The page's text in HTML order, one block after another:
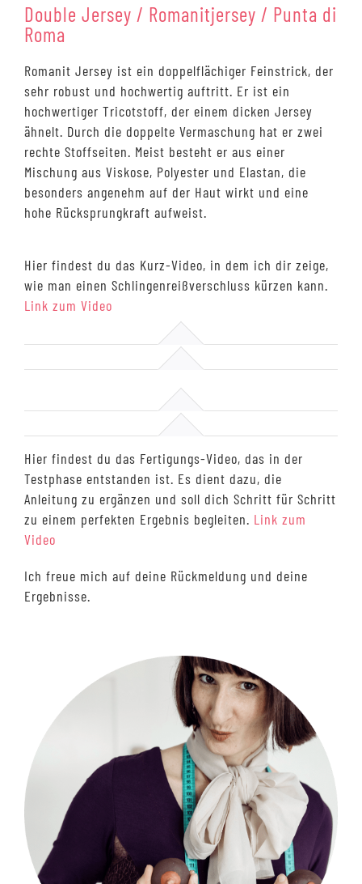
Double Jersey / Romanitjersey / Punta di
Roma
Romanit Jersey ist ein doppelflächiger Feinstrick, der
sehr robust und hochwertig auftritt. Er ist ein
hochwertiger Tricotstoff, der einem dicken Jersey
ähnelt. Durch die doppelte Vermaschung hat er zwei
rechte Stoffseiten. Meist besteht er aus einer
Mischung aus Viskose, Polyester und Elastan, die
besonders angenehm auf der Haut wirkt und eine
hohe Rücksprungkraft aufweist.
Hier findest du das Kurz-Video, in dem ich dir zeige,
wie man einen Schlingenreißverschluss kürzen kann.
Link zum Video
Hier findest du das Fertigungs-Video, das in der
Testphase entstanden ist. Es dient dazu, die
Anleitung zu ergänzen und soll dich Schritt für Schritt
zu einem perfekten Ergebnis begleiten. Link zum
Video
Ich freue mich auf deine Rückmeldung und deine
Ergebnisse.